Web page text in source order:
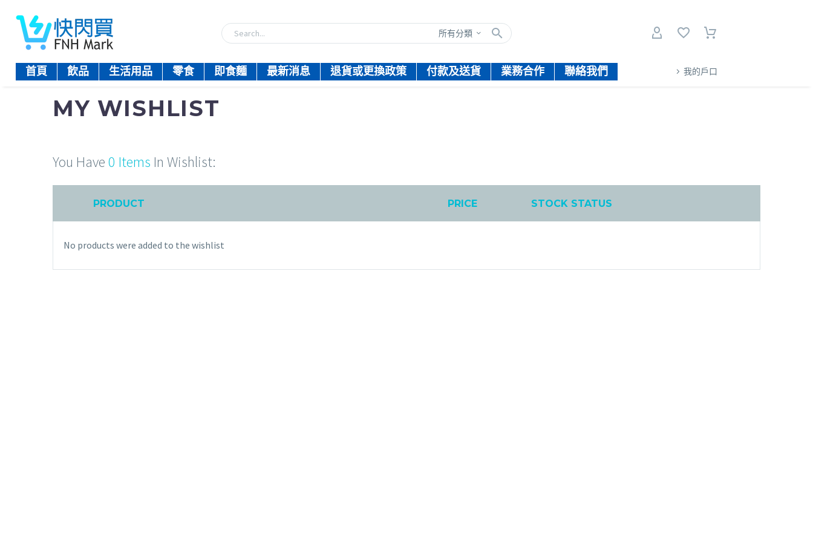
所有分類
首頁 飲品 生活用品 零食 即食麵 最新消息 退貨或更換政策 付款及送貨 業務合作 聯絡我們 我的戶口
MY WISHLIST
You Have0 Items In Wishlist:
PRODUCT PRICE STOCK STATUS
No products were added to the wishlist